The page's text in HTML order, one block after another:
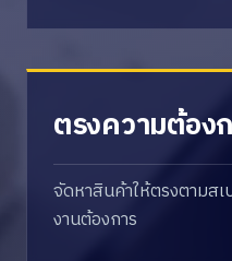
ตรงความต้อง
จัดหาสินค้าให้ตรงตามส
งานต้องการ